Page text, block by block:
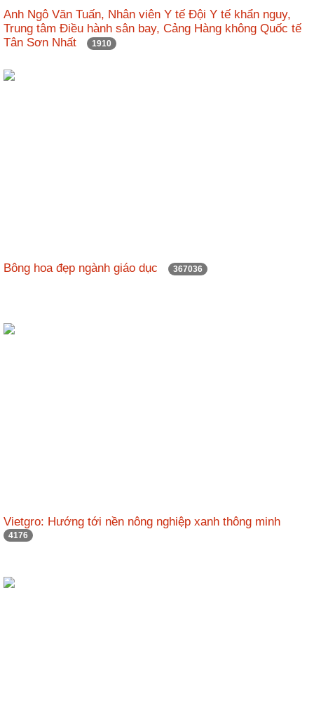
Anh Ngô Văn Tuấn, Nhân viên Y tế Đội Y tế khẩn nguy,
Trung tâm Điều hành sân bay, Cảng Hàng không Quốc tế
Tân Sơn Nhất
1910
Bông hoa đẹp ngành giáo dục 367036
Vietgro: Hướng tới nền nông nghiệp xanh thông minh
4176